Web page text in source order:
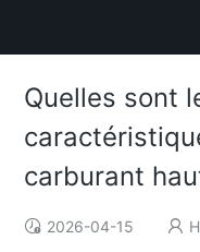
Quelles sont
carburant
2026-04-15